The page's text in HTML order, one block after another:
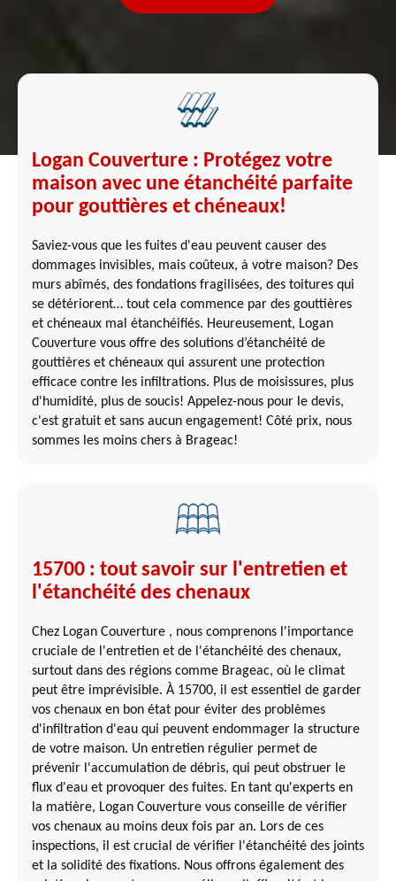
Logan Couverture : Protégez votre
maison avec une étanchéité parfaite
pour gouttières et chéneaux!
Saviez-vous que les fuites d'eau peuvent causer des
dommages invisibles, mais coûteux, à votre maison? Des
murs abîmés, des fondations fragilisées, des toitures qui
se détériorent… tout cela commence par des gouttières
et chéneaux mal étanchéifiés. Heureusement, Logan
Couverture vous offre des solutions d’étanchéité de
gouttières et chéneaux qui assurent une protection
efficace contre les infiltrations. Plus de moisissures, plus
d'humidité, plus de soucis! Appelez-nous pour le devis,
c'est gratuit et sans aucun engagement! Côté prix, nous
sommes les moins chers à Brageac!
15700 : tout savoir sur l'entretien et
l'étanchéité des chenaux
Chez Logan Couverture , nous comprenons l'importance
cruciale de l'entretien et de l'étanchéité des chenaux,
surtout dans des régions comme Brageac, où le climat
peut être imprévisible. À 15700, il est essentiel de garder
vos chenaux en bon état pour éviter des problèmes
d'infiltration d'eau qui peuvent endommager la structure
de votre maison. Un entretien régulier permet de
prévenir l'accumulation de débris, qui peut obstruer le
flux d'eau et provoquer des fuites. En tant qu'experts en
la matière, Logan Couverture vous conseille de vérifier
vos chenaux au moins deux fois par an. Lors de ces
inspections, il est crucial de vérifier l'étanchéité des joints
et la solidité des fixations. Nous offrons également des